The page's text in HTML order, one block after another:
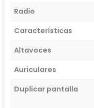
Radio
Características
Altavoces
Auriculares
Duplicar pantalla